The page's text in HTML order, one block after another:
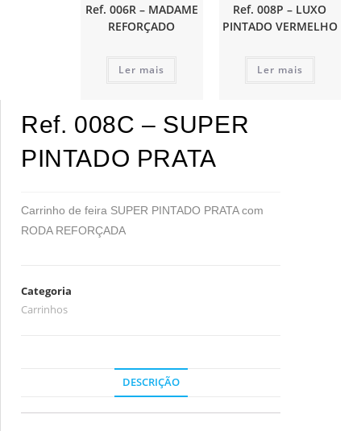
Ref. 006R – MADAME
REFORÇADO
Ler mais
Ref. 008P – LUXO
PINTADO VERMELHO
Ler mais
Ref. 008C – SUPER
PINTADO PRATA
Carrinho de feira SUPER PINTADO PRATA com
RODA REFORÇADA
Categoria
Carrinhos
DESCRIÇÃO